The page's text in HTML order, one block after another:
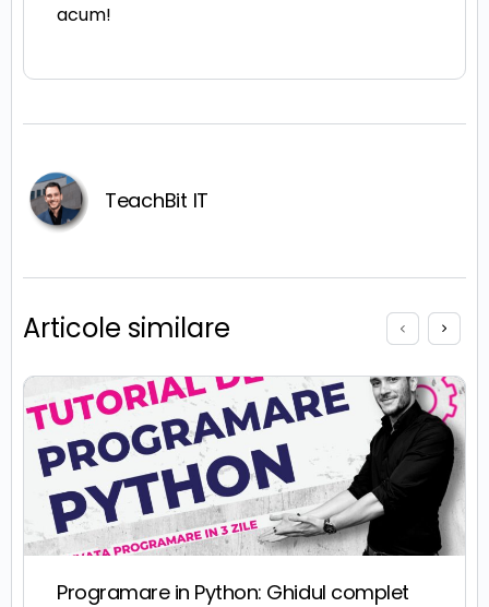
acum!
TeachBit IT
Articole similare
Programare in Python: Ghidul complet